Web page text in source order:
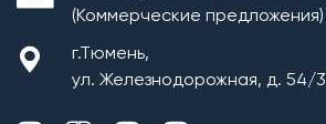
(Коммерческие предложения)
г.Тюмень,
ул. Железнодорожная, д. 54/3